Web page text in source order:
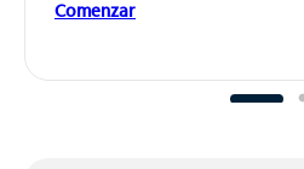
Comenzar